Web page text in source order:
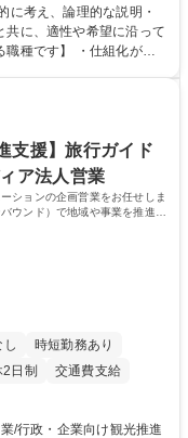
ンスや維持管理に加え、
全体を巻き込み課題解決
を描くことも可能です。
で唯一の事業/福利厚生◎/
考え、論理的な説明・
共に、適性や希望に沿って
】■自己啓発支援：資格
）を補助 ■住宅手当：家
支援】旅行ガイド
ア法人営業
ションの企画営業をお任せしま
ウンド）で地域や事業を推進し
し
時短勤務あり
日制
交通費支給